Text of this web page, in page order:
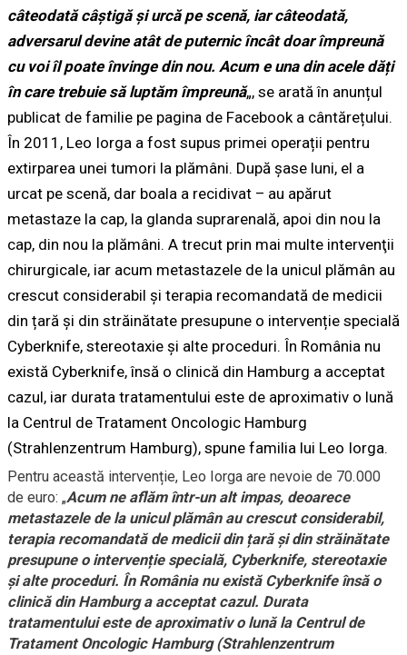
câteodată câștigă și urcă pe scenă, iar câteodată,
adversarul devine atât de puternic încât doar împreună
cu voi îl poate învinge din nou. Acum e una din acele dăți
în care trebuie să luptăm împreună„, se arată în anunțul
publicat de familie pe pagina de Facebook a cântărețului.
În 2011, Leo Iorga a fost supus primei operații pentru
extirparea unei tumori la plămâni. După șase luni, el a
urcat pe scenă, dar boala a recidivat – au apărut
metastaze la cap, la glanda suprarenală, apoi din nou la
cap, din nou la plămâni. A trecut prin mai multe intervenţii
chirurgicale, iar acum metastazele de la unicul plămân au
crescut considerabil și terapia recomandată de medicii
din țară și din străinătate presupune o intervenție specială
Cyberknife, stereotaxie și alte proceduri. În România nu
există Cyberknife, însă o clinică din Hamburg a acceptat
cazul, iar durata tratamentului este de aproximativ o lună
la Centrul de Tratament Oncologic Hamburg
(Strahlenzentrum Hamburg), spune familia lui Leo Iorga.
Pentru această intervenție, Leo Iorga are nevoie de 70.000
de euro: „Acum ne aflăm într-un alt impas, deoarece
metastazele de la unicul plămân au crescut considerabil,
terapia recomandată de medicii din țară și din străinătate
presupune o intervenție specială, Cyberknife, stereotaxie
și alte proceduri. În România nu există Cyberknife însă o
clinică din Hamburg a acceptat cazul. Durata
tratamentului este de aproximativ o lună la Centrul de
Tratament Oncologic Hamburg (Strahlenzentrum